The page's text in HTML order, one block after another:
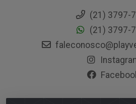
(21) 3797-
(21) 3797-